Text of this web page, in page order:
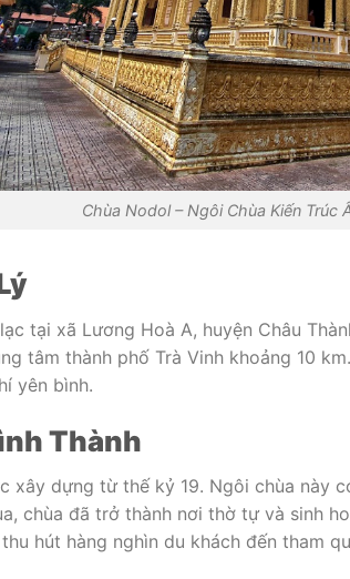
Chùa Nodol – Ngôi Chùa Kiến Trúc
tại xã Lương Hoà A, huyện Châu
tâm thành phố Trà Vinh khoảng 10
yên bình.
Thành
xây dựng từ thế kỷ 19. Ngôi chùa này
chùa đã trở thành nơi thờ tự và sinh
hút hàng nghìn du khách đến tham